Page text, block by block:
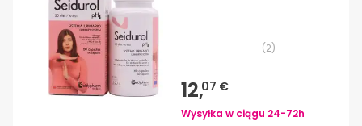
(2)
12,07 €
Wysyłka w ciągu 24-72h